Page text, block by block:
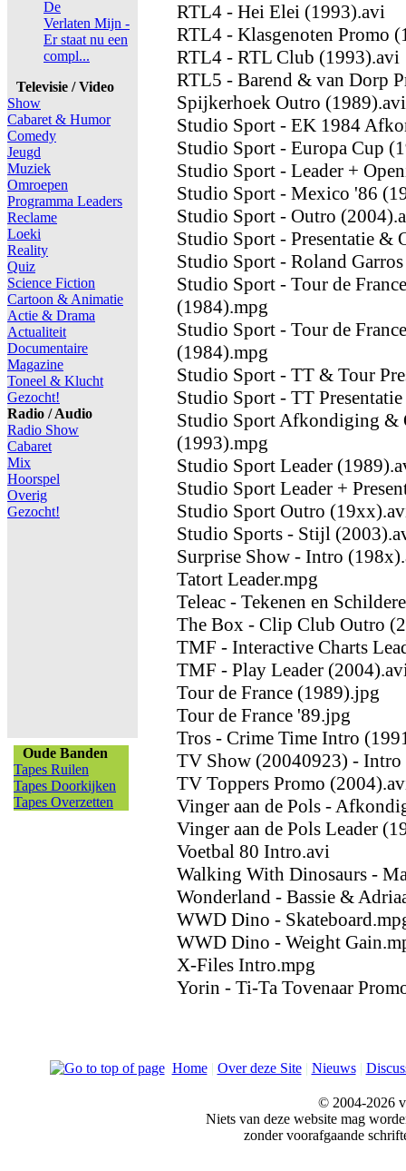
De
Verlaten Mijn -
Er staat nu een
compl...
Televisie / Video
Show
Cabaret & Humor
Comedy
Jeugd
Muziek
Omroepen
Programma Leaders
Reclame
Loeki
Reality
Quiz
Science Fiction
Cartoon & Animatie
Actie & Drama
Actualiteit
Documentaire
Magazine
Toneel & Klucht
Gezocht!
Radio / Audio
Radio Show
Cabaret
Mix
Hoorspel
Overig
Gezocht!
Oude Banden
Tapes Ruilen
Tapes Doorkijken
Tapes Overzetten
RTL4 - Hei Elei (1993).avi
RTL4 - Klasgenoten Promo
RTL4 - RTL Club (1993).avi
RTL5 - Barend & van Dorp
Spijkerhoek Outro (1989).avi
Studio Sport - EK 1984
Studio Sport - Europa Cup
Studio Sport - Leader +
Studio Sport - Mexico '86
Studio Sport - Outro
Studio Sport - Presentatie &
Studio Sport - Roland
Studio Sport - Tour de
(1984).mpg
Studio Sport - Tour de
(1984).mpg
Studio Sport - TT & Tour
Studio Sport - TT
Studio Sport Afkondiging &
(1993).mpg
Studio Sport Leader
Studio Sport Leader +
Studio Sport Outro
Studio Sports - Stijl
Surprise Show - Intro
Tatort Leader.mpg
Teleac - Tekenen en
The Box - Clip Club Outro
TMF - Interactive Charts
TMF - Play Leader
Tour de France (1989).jpg
Tour de France '89.jpg
Tros - Crime Time Intro
TV Show (20040923) -
TV Toppers Promo
Vinger aan de Pols -
Vinger aan de Pols Leader
Voetbal 80 Intro.avi
Walking With Dinosaurs -
Wonderland - Bassie &
WWD Dino -
WWD Dino - Weight
X-Files Intro.mpg
Yorin - Ti-Ta Tovenaar
Home| Over deze Site| Nieuws|
© 2004-2026
Niets van deze website mag
zonder voorafgaande